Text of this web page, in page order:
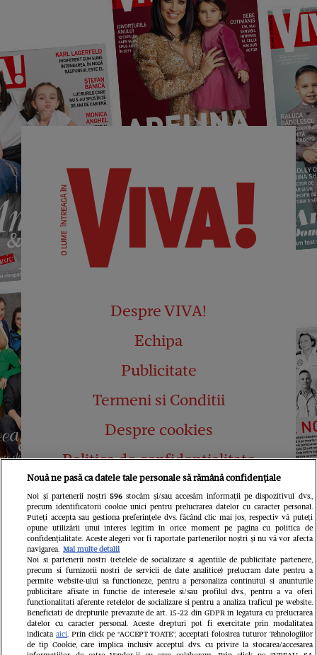
Despre VIVA!
Echipa
Publicitate
Termeni si Conditii
Despre cookies
Politica de confidențialitate
Abonamente
Contact
Pariază responsabil! Decizia ONJN nr.
821/25.09.2025.
Jocurile de noroc sunt interzise minorilor.
Nouă ne pasă ca datele tale personale să rămână confidențiale
Noi și partenerii noștri 596stocăm și/sau accesăm informații pe dispozitivul dvs.,
precum identificatorii cookie unici pentru prelucrarea datelor cu caracter personal.
Puteți accepta sau gestiona preferințele dvs. făcând clic mai jos, respectiv vă puteți
opune utilizării unui interes legitim în orice moment pe pagina cu politica de
confidențialitate. Aceste alegeri vor fi raportate partenerilor noștri și nu vă vor afecta
navigarea. Mai multe detalii
Noi si partenerii nostri (retelele de socializare si agentiile de publicitate partenere,
precum si furnizorii nostri de servicii de date analitice) prelucram date pentru a
permite website-ului sa functioneze, pentru a personaliza continutul si anunturile
publicitare afisate in functie de interesele si/sau profilul dvs., pentru a va oferi
functionalitati aferente retelelor de socializare si pentru a analiza traficul pe website.
Beneficiati de drepturile prevazute de art. 15-22 din GDPR in legatura cu prelucrarea
datelor cu caracter personal. Aceste drepturi pot fi exercitate prin modalitatea
indicataaici. Prin click pe “ACCEPT TOATE”, acceptati folosirea tuturor Tehnologiilor
de tip Cookie, care implica inclusiv acceptul dvs. cu privire la stocarea/accesarea